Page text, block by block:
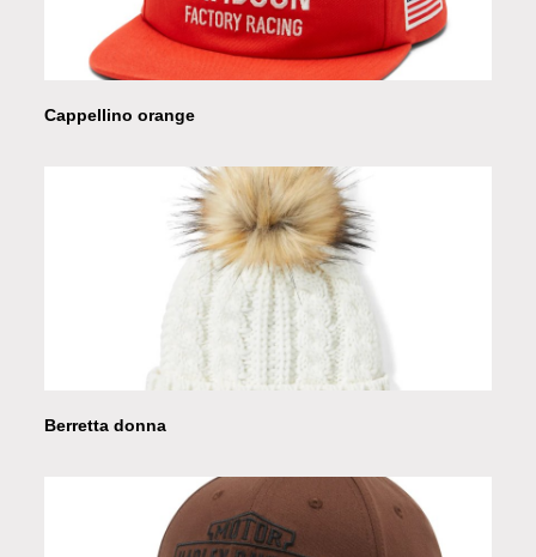
Cappellino orange
Berretta donna